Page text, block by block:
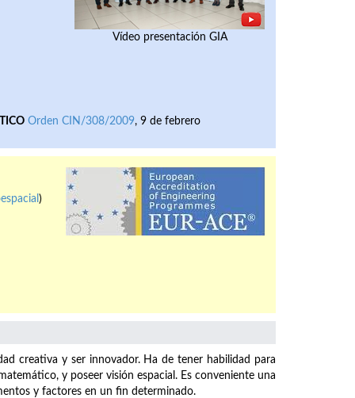
Vídeo presentación GIA
Orden CIN/308/2009, 9 de febrero
)
creativa y ser innovador. Ha de tener habilidad para
y poseer visión espacial. Es conveniente una
y factores en un fin determinado.